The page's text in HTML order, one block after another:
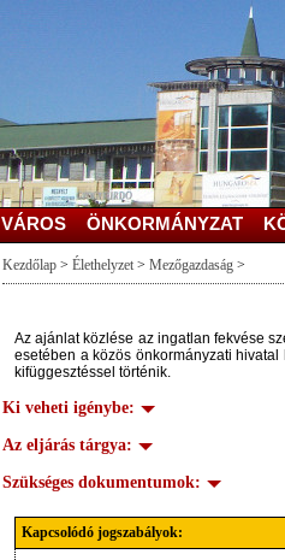
VÁROS ÖNKORMÁNYZAT
Kezdőlap > Élethelyzet > Mezőgazdaság >
Az ajánlat közlése az ingatlan fekvése
esetében a közös önkormányzati
kifüggesztéssel történik.
Ki veheti igénybe:
Az eljárás tárgya:
Szükséges dokumentumok:
Kapcsolódó jogszabályok: